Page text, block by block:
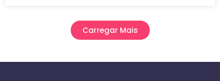
Carregar Mais